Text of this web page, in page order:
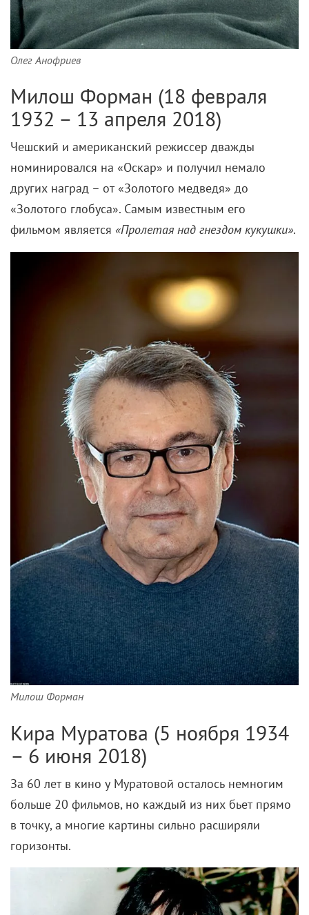
Олег Анофриев
Милош Форман (18 февраля
1932 – 13 апреля 2018)
Чешский и американский режиссер дважды
номинировался на «Оскар» и получил немало
других наград – от «Золотого медведя» до
«Золотого глобуса». Самым известным его
фильмом является «Пролетая над гнездом кукушки».
Милош Форман
Кира Муратова (5 ноября 1934
– 6 июня 2018)
За 60 лет в кино у Муратовой осталось немногим
больше 20 фильмов, но каждый из них бьет прямо
в точку, а многие картины сильно расширяли
горизонты.